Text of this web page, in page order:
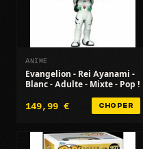
ANIME
Evangelion - Rei Ayanami -
Blanc - Adulte - Mixte - Pop !
149,99 € CHOPER